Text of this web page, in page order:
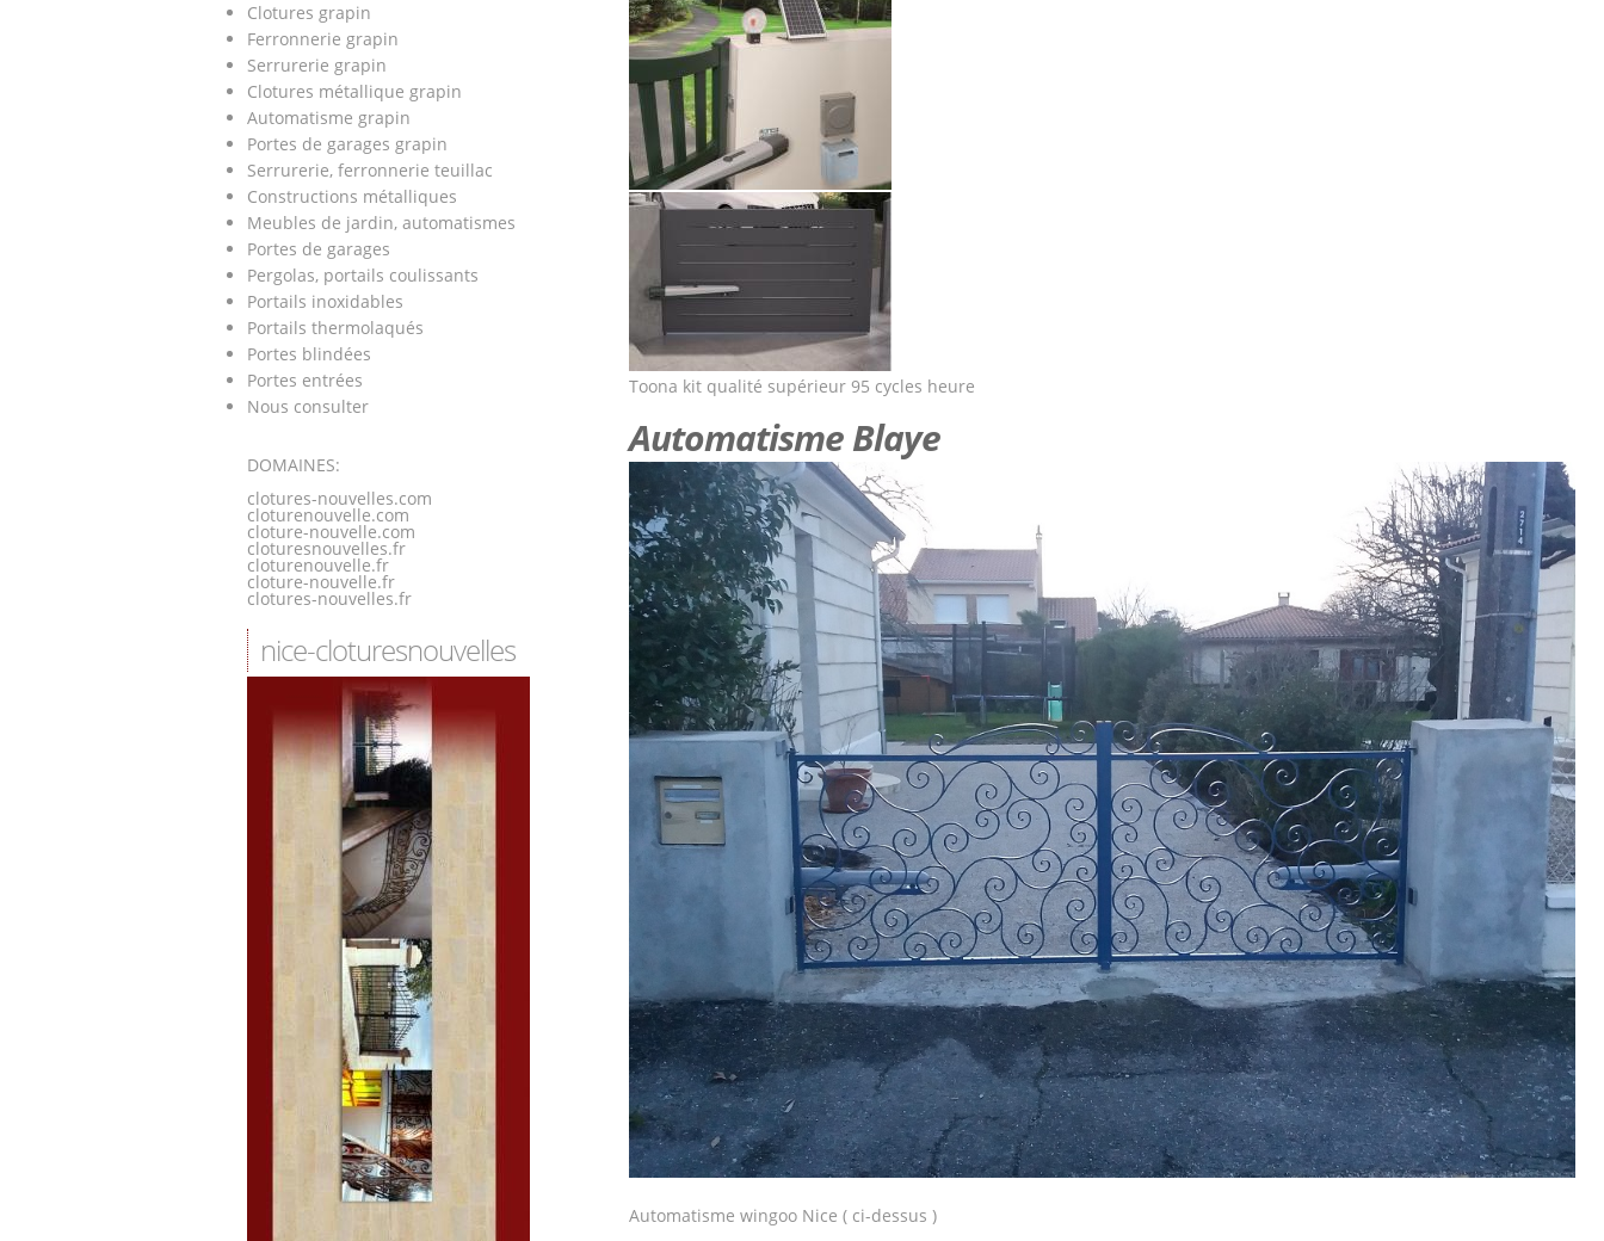
Toona kit qualité supérieur 95 cycles heure
Automatisme Blaye
Automatisme wingoo Nice ( ci-dessus )
Clotures grapin
Ferronnerie grapin
Serrurerie grapin
Clotures métallique grapin
Automatisme grapin
Portes de garages grapin
Serrurerie, ferronnerie teuillac
Constructions métalliques
Meubles de jardin, automatismes
Portes de garages
Pergolas, portails coulissants
Portails inoxidables
Portails thermolaqués
Portes blindées
Portes entrées
Nous consulter
DOMAINES:
clotures-nouvelles.com
cloturenouvelle.com
cloture-nouvelle.com
cloturesnouvelles.fr
cloturenouvelle.fr
cloture-nouvelle.fr
clotures-nouvelles.fr
nice-cloturesnouvelles